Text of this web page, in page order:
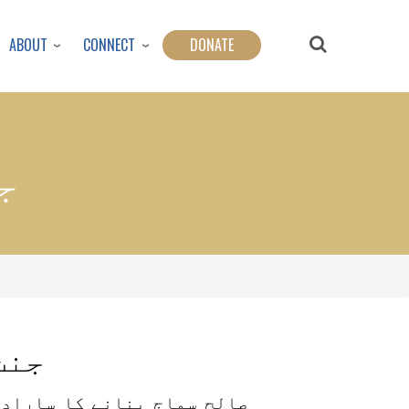
ABOUT CONNECT DONATE
صالح سماج بنانے کا